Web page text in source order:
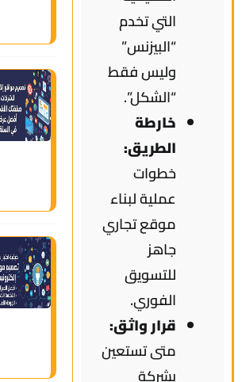
التي تخدم
“البيزنس”
وليس فقط
“الشكل”.
خارطة
الطريق:
خطوات
عملية لبناء
موقع تجاري
جاهز
للتسويق
الفوري.
قرار واثق:
متى تستعين
بشركة